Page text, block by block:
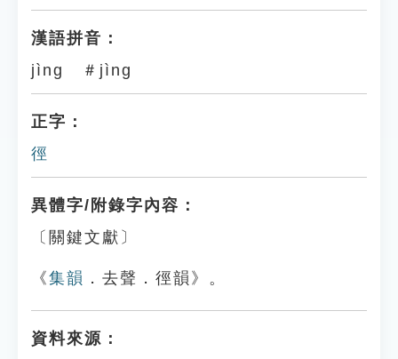
漢語拼音：
jìng ＃jìng
正字：
徑
異體字/附錄字內容：
〔關鍵文獻〕
《集韻 ．去聲．徑韻》。
資料來源：